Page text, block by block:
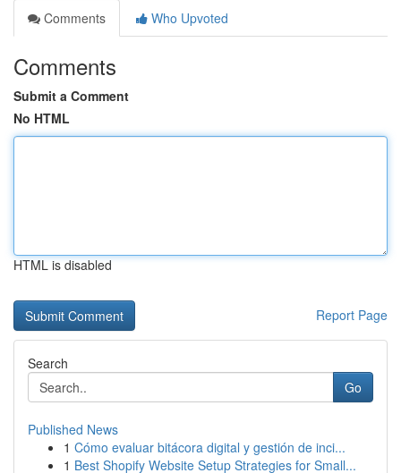
Comments
Who Upvoted
Comments
Submit a Comment
No HTML
HTML is disabled
Report Page
Search
Go
Published News
1 Cómo evaluar bitácora digital y gestión de inci...
1 Best Shopify Website Setup Strategies for Small...